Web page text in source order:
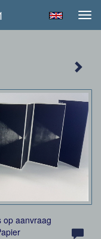
aanvraag